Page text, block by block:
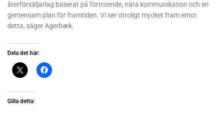
återförsäljarlag baserat på förtroende, nära kommunikation och en
gemensam plan för framtiden. Vi ser otroligt mycket fram emot
detta, säger Agerbæk.
Dela det här:
Gilla detta: